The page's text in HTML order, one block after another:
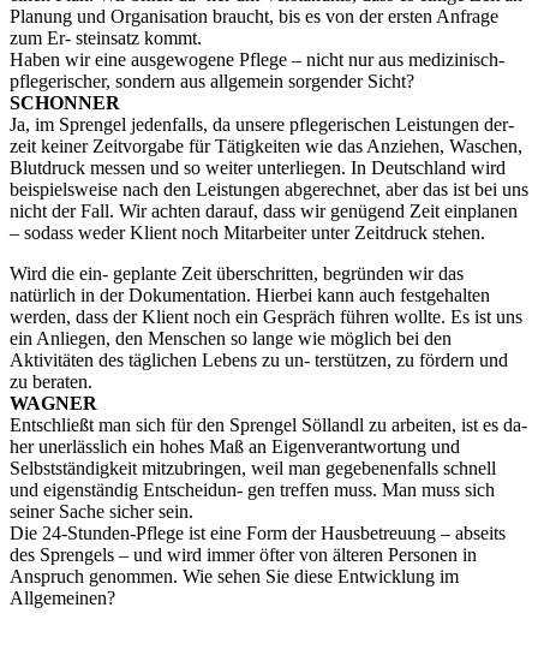
Planung und Organisation braucht, bis es von der ersten Anfrage
zum Er- steinsatz kommt.
Haben wir eine ausgewogene Pflege – nicht nur aus medizinisch-
pflegerischer, sondern aus allgemein sorgender Sicht?
SCHONNER
Ja, im Sprengel jedenfalls, da unsere pflegerischen Leistungen der-
zeit keiner Zeitvorgabe für Tätigkeiten wie das Anziehen, Waschen,
Blutdruck messen und so weiter unterliegen. In Deutschland wird
beispielsweise nach den Leistungen abgerechnet, aber das ist bei uns
nicht der Fall. Wir achten darauf, dass wir genügend Zeit einplanen
– sodass weder Klient noch Mitarbeiter unter Zeitdruck stehen.
Wird die ein- geplante Zeit überschritten, begründen wir das
natürlich in der Dokumentation. Hierbei kann auch festgehalten
werden, dass der Klient noch ein Gespräch führen wollte. Es ist uns
ein Anliegen, den Menschen so lange wie möglich bei den
Aktivitäten des täglichen Lebens zu un- terstützen, zu fördern und
zu beraten.
WAGNER
Entschließt man sich für den Sprengel Söllandl zu arbeiten, ist es da-
her unerlässlich ein hohes Maß an Eigenverantwortung und
Selbstständigkeit mitzubringen, weil man gegebenenfalls schnell
und eigenständig Entscheidun- gen treffen muss. Man muss sich
seiner Sache sicher sein.
Die 24-Stunden-Pflege ist eine Form der Hausbetreuung – abseits
des Sprengels – und wird immer öfter von älteren Personen in
Anspruch genommen. Wie sehen Sie diese Entwicklung im
Allgemeinen?